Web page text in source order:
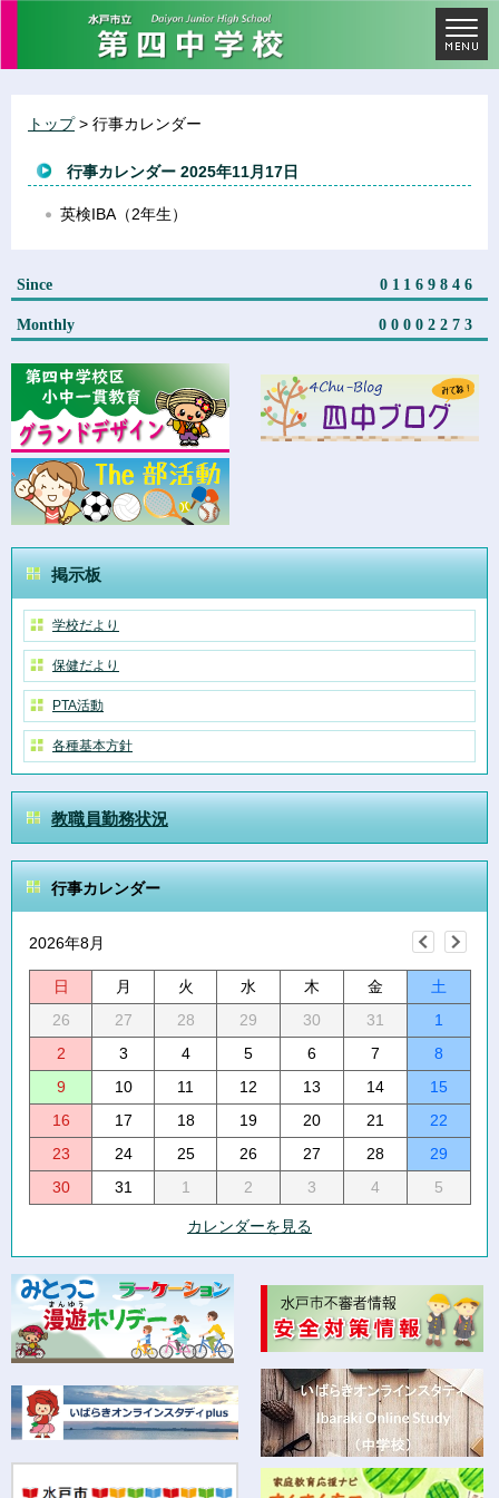
Since 01169846
Monthly 00002273
掲示板
学校だより
保健だより
PTA活動
各種基本方針
教職員勤務状況
行事カレンダー
2026年8月
日 月 火 水 木 金
土
26
27 28 29 30 31
1
2
3 4 5 6 7
8
9
10 11 12 13 14
15
16
17 18 19 20 21
22
23
24 25 26 27 28
29
30
31 1 2 3 4 5
カレンダーを見る
トップ> 行事カレンダー
行事カレンダー 2025年11月17日
英検IBA（2年生）